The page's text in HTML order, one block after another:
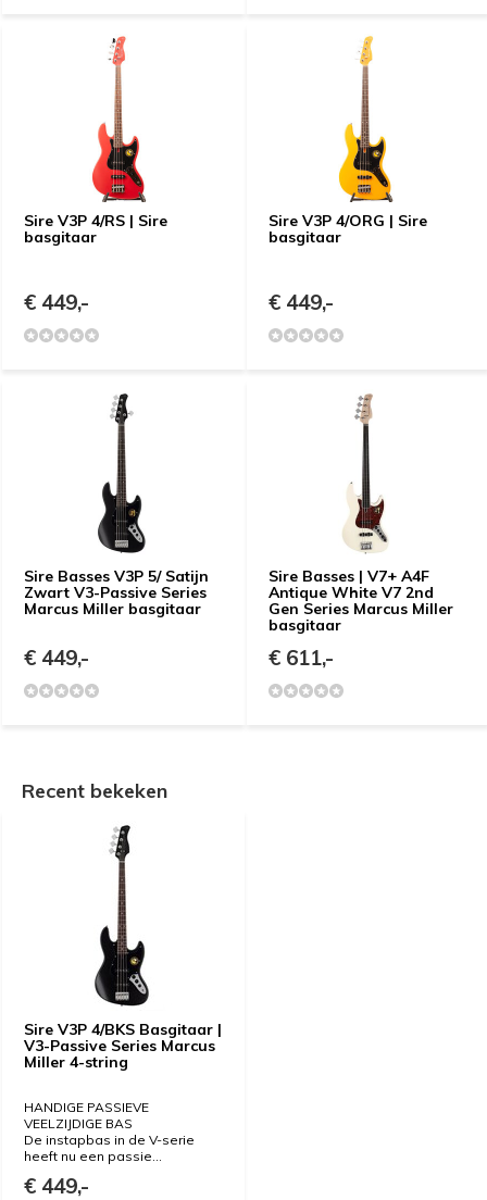
Sire V3P 4/RS | Sire
basgitaar
€ 449,-
Sire V3P 4/ORG | Sire
basgitaar
€ 449,-
Sire Basses V3P 5/ Satijn
Zwart V3-Passive Series
Marcus Miller basgitaar
€ 449,-
Sire Basses | V7+ A4F
Antique White V7 2nd
Gen Series Marcus Miller
basgitaar
€ 611,-
Recent bekeken
Sire V3P 4/BKS Basgitaar |
V3-Passive Series Marcus
Miller 4-string
HANDIGE PASSIEVE
VEELZIJDIGE BAS
De instapbas in de V-serie
heeft nu een passie...
€ 449,-